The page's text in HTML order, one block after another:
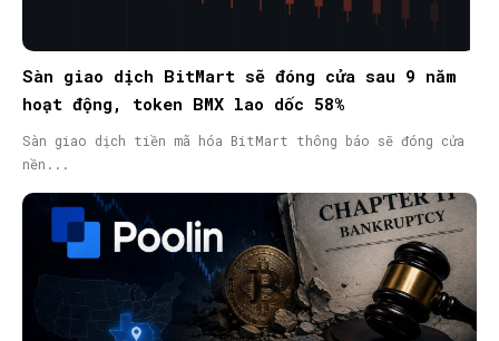
Sàn giao dịch BitMart sẽ đóng cửa sau 9 năm
hoạt động, token BMX lao dốc 58%
Sàn giao dịch tiền mã hóa BitMart thông báo sẽ đóng cửa
nền...